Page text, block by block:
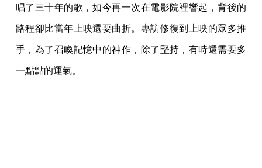
唱了三十年的歌，如今再一次在電影院裡響起，背後的
路程卻比當年上映還要曲折。專訪修復到上映的眾多推
手，為了召喚記憶中的神作，除了堅持，有時還需要多
一點點的運氣。